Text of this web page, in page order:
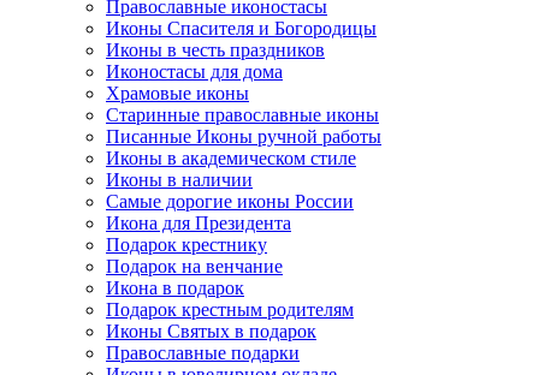
Православные иконостасы
Иконы Спасителя и Богородицы
Иконы в честь праздников
Иконостасы для дома
Храмовые иконы
Старинные православные иконы
Писанные Иконы ручной работы
Иконы в академическом стиле
Иконы в наличии
Самые дорогие иконы России
Икона для Президента
Подарок крестнику
Подарок на венчание
Икона в подарок
Подарок крестным родителям
Иконы Святых в подарок
Православные подарки